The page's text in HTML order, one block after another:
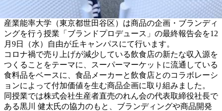
産業能率大学（東京都世田谷区）は商品の企画・ブランディ
ングを行う授業「ブランドプロデュース」の最終報告会を12
月9日（水）自由が丘キャンパスにて行います。
コロナ禍で売り上げが減少している飲食店の新たな収入源を
つくることをテーマに、スーパーマーケットに流通している
食料品をベースに、食品メーカーと飲食店とのコラボレーシ
ョンによって付加価値を生む商品企画に取り組みました。
同授業では株式会社生産者直売のれん会の代表取締役社長で
ある黒川 健太氏の協力のもと、ブランディングや商品開発